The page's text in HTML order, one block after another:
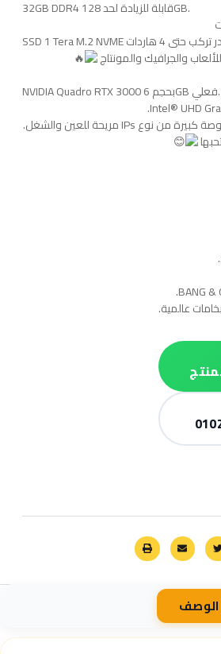
32GB DDR4 قابلة للزيادة لحد 128GB.
والجرافيك والمونتاج
NVIDIA Quadro RTX 3000 بحجم 6GB فعلي.
الوصف